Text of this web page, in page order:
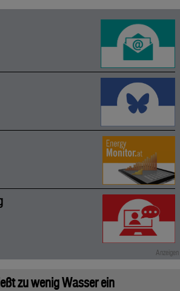
zu wenig Wasser ein